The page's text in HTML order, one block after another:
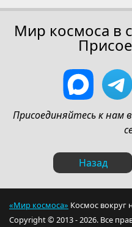
Мир космоса в
Присоединяйтесь к нам
Назад
«Мир космоса» Космос вокруг
Copyright © 2013 - 2026. Все